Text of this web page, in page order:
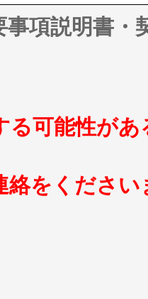
事項説明書・
可能性があ
をください